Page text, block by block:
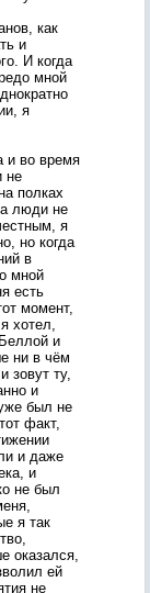
как
и
И когда
мной
я
и во время
не
полках
люди не
я
но когда
в
мной
есть
момент,
хотел,
и
ни в чём
зовут ту,
и
был не
факт,
и даже
и
не был
я так
оказался,
ей
не